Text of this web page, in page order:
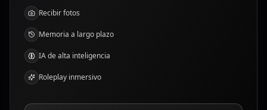
Recibir fotos
Memoria a largo plazo
IA de alta inteligencia
Roleplay inmersivo